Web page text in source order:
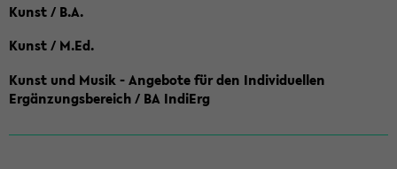
Kunst / B.A.
Kunst / M.Ed.
Kunst und Musik - Angebote für den Individuellen
Ergänzungsbereich / BA IndiErg